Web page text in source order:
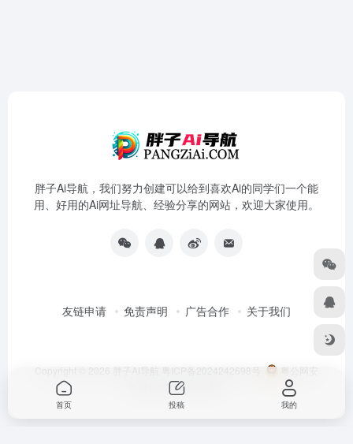
胖子Ai导航，我们努力创建可以给到喜欢Ai的同学们一个能
用、好用的Ai网址导航、经验分享的网站，欢迎大家使用。
友链申请 免责声明 广告合作 关于我们
Copyright © 2026 胖子AI导航 粤ICP备2024242698号
粤公网安
备44180202000766号
首页 投稿 我的